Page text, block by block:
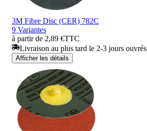
3M Fibre Disc (CER) 782C
9 Variantes
à partir de 2,89 €TTC
Livraison au plus tard le 2-3 jours ouvrés
Afficher les détails